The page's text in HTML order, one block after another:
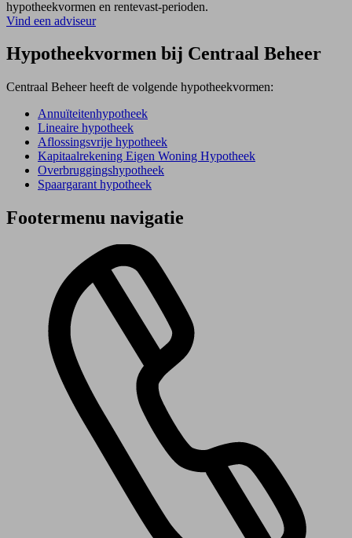
hypotheekvormen en rentevast-perioden.
Vind een adviseur
Hypotheekvormen bij Centraal Beheer
Centraal Beheer heeft de volgende hypotheekvormen:
Annuïteitenhypotheek
Lineaire hypotheek
Aflossingsvrije hypotheek
Kapitaalrekening Eigen Woning Hypotheek
Overbruggingshypotheek
Spaargarant hypotheek
Footermenu navigatie